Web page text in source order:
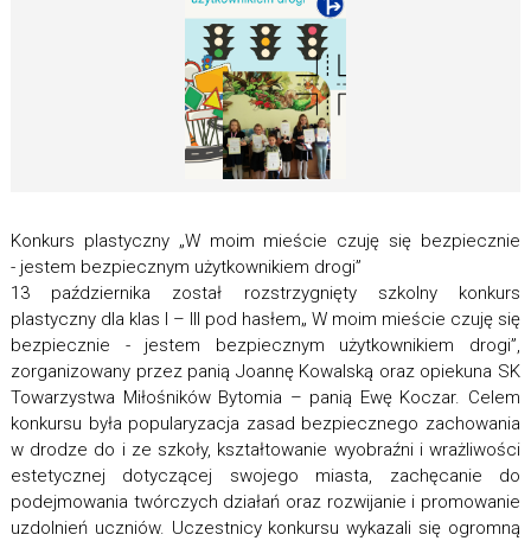
Konkurs plastyczny „W moim mieście czuję się bezpiecznie
- jestem bezpiecznym użytkownikiem drogi”
13 października został rozstrzygnięty szkolny konkurs
plastyczny dla klas I – III pod hasłem„ W moim mieście czuję się
bezpiecznie - jestem bezpiecznym użytkownikiem drogi”,
zorganizowany przez panią Joannę Kowalską oraz opiekuna SK
Towarzystwa Miłośników Bytomia – panią Ewę Koczar. Celem
konkursu była popularyzacja zasad bezpiecznego zachowania
w drodze do i ze szkoły, kształtowanie wyobraźni i wrażliwości
estetycznej dotyczącej swojego miasta, zachęcanie do
podejmowania twórczych działań oraz rozwijanie i promowanie
uzdolnień uczniów. Uczestnicy konkursu wykazali się ogromną